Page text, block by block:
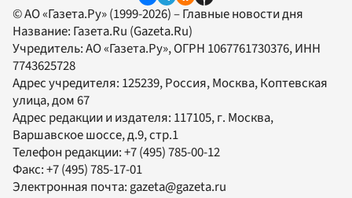
© АО «Газета.Ру» (1999-2026) – Главные новости дня
Название: Газета.Ru (Gazeta.Ru)
Учредитель:АО «Газета.Ру», ОГРН 1067761730376, ИНН
7743625728
Адрес учредителя: 125239, Россия, Москва, Коптевская
улица, дом 67
Адрес редакции и издателя: 117105, г. Москва,
Варшавское шоссе, д.9, стр.1
Телефон редакции:+7 (495) 785-00-12
Факс:+7 (495) 785-17-01
Электронная почта:gazeta@gazeta.ru